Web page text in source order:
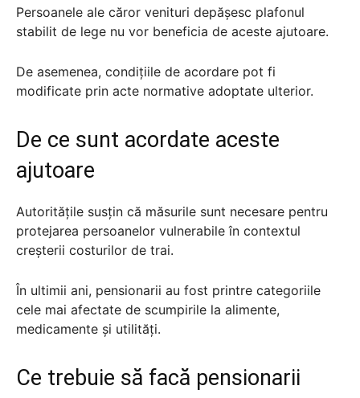
Persoanele ale căror venituri depășesc plafonul
stabilit de lege nu vor beneficia de aceste ajutoare.
De asemenea, condițiile de acordare pot fi
modificate prin acte normative adoptate ulterior.
De ce sunt acordate aceste
ajutoare
Autoritățile susțin că măsurile sunt necesare pentru
protejarea persoanelor vulnerabile în contextul
creșterii costurilor de trai.
În ultimii ani, pensionarii au fost printre categoriile
cele mai afectate de scumpirile la alimente,
medicamente și utilități.
Ce trebuie să facă pensionarii